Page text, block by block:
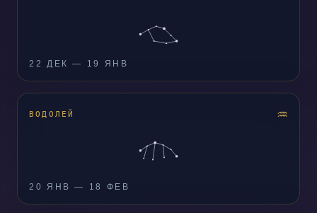
22 ДЕК — 19 ЯНВ
ВОДОЛЕЙ ♒
20 ЯНВ — 18 ФЕВ